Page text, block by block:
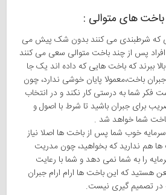
های متوالی :
که شرطبندی می کنند بدون شک پیش می
افراد پس از چند باخت متوالی سعی می کنند
ببرند که باخت هایی که داده اند یک جا
باخت،معمولا پایان خوشی ندارد، چون
فکر شما به درستی کار نکند و در انتخاب
برای جبران باشید تا شرط با اصول و
شما خواهد شد .
خوب شما پس از باخت ها اصلا نیاز
هم ندارید که بخواهید، چون مدریت
را به شما نمی دهد و شما با رعایت
هستید که این باخت ها ارام ارام جبران
در تصمیم گیری نیست.